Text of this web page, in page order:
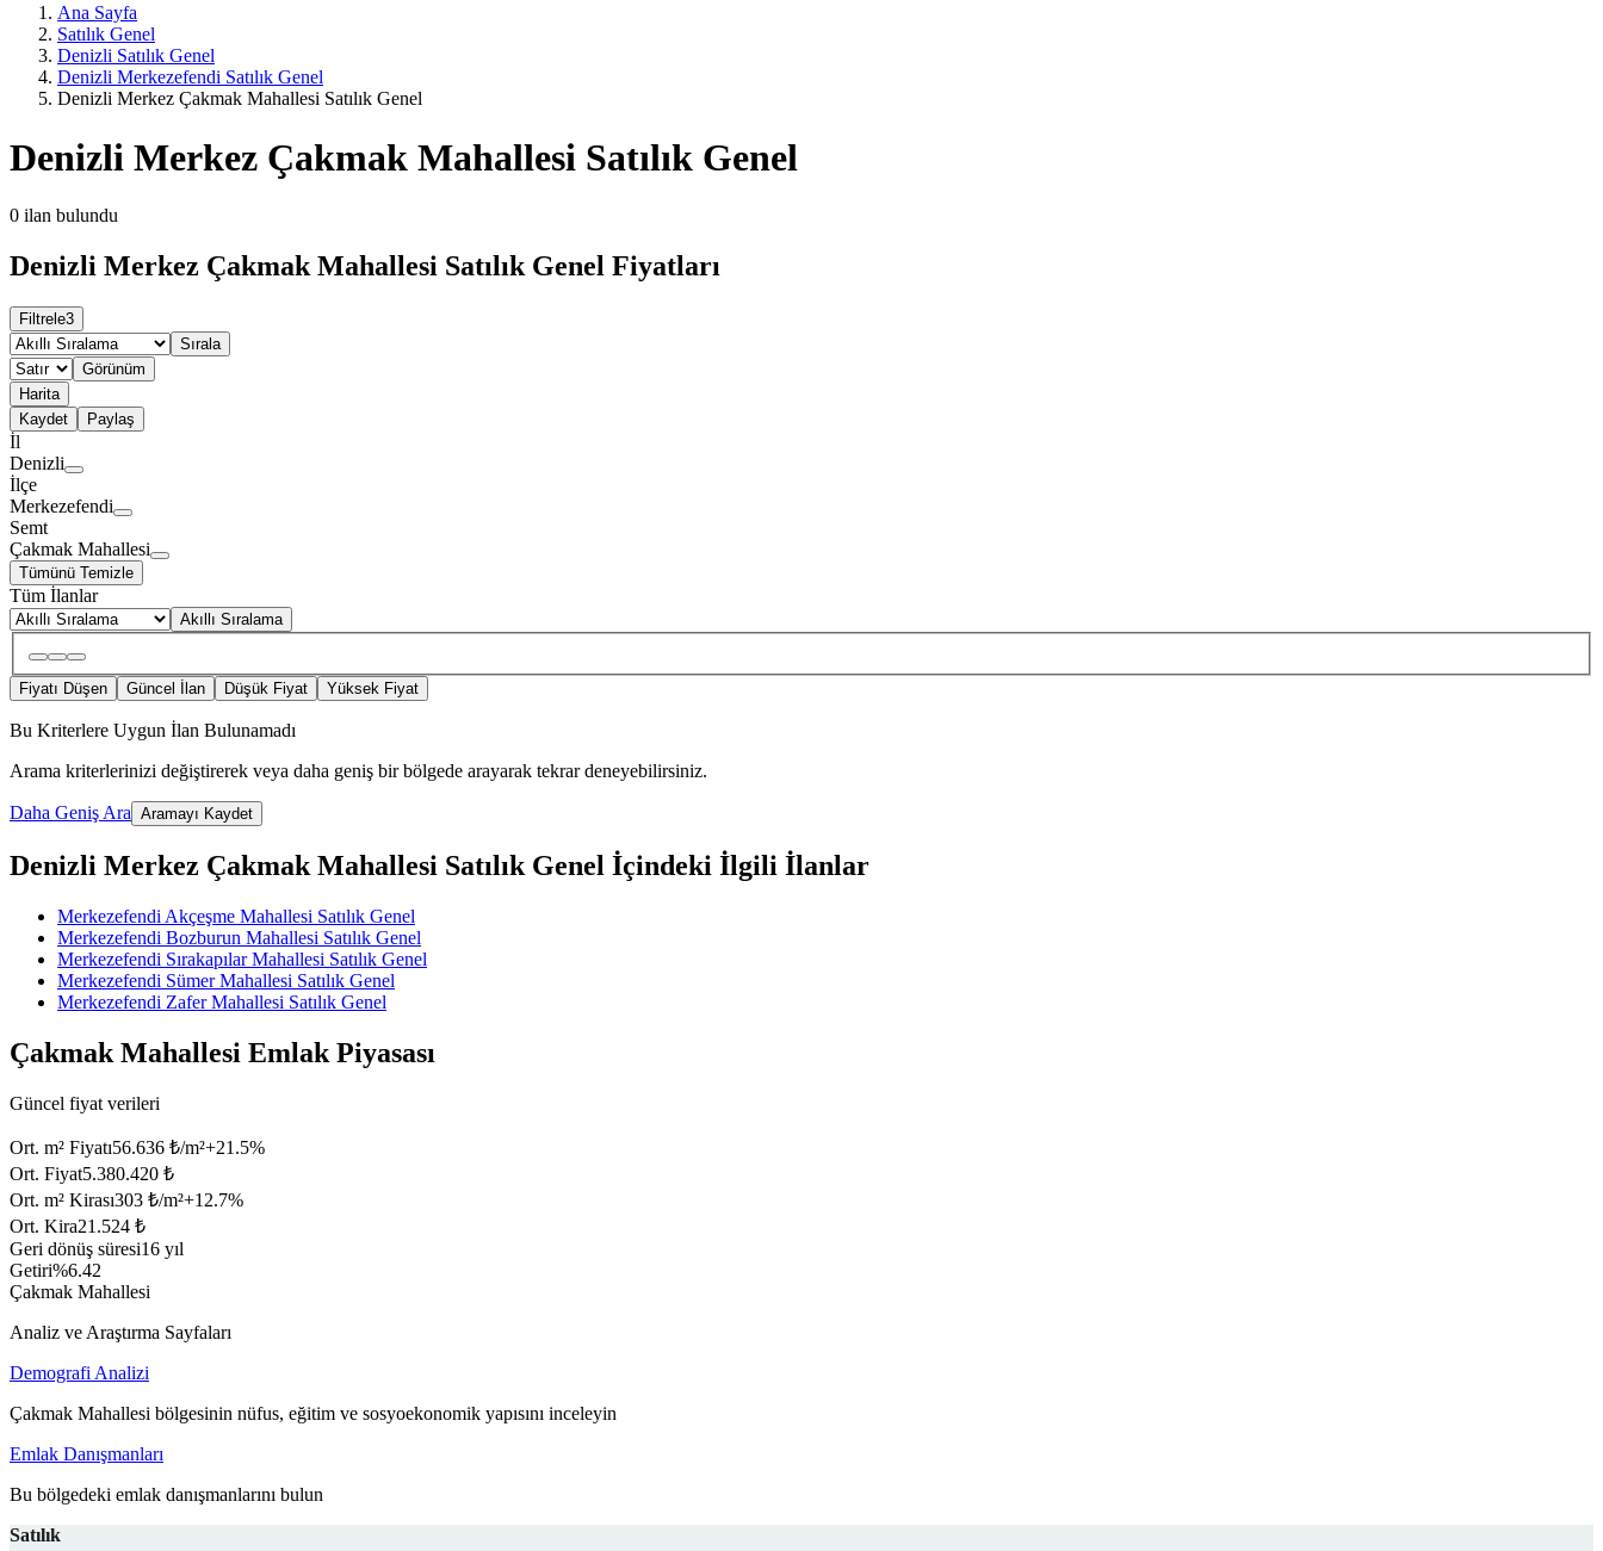
Ana Sayfa
Satılık Genel
Denizli Satılık Genel
Denizli Merkezefendi Satılık Genel
Denizli Merkez Çakmak Mahallesi Satılık Genel
Denizli Merkez Çakmak Mahallesi Satılık Genel
0 ilan bulundu
Denizli Merkez Çakmak Mahallesi Satılık Genel Fiyatları
Filtrele3
Sırala
Görünüm
Harita
Kaydet
Paylaş
İl
Denizli
İlçe
Merkezefendi
Semt
Çakmak Mahallesi
Tümünü Temizle
Tüm İlanlar
Akıllı Sıralama
Fiyatı Düşen Güncel İlan Düşük Fiyat Yüksek Fiyat
Bu Kriterlere Uygun İlan Bulunamadı
Arama kriterlerinizi değiştirerek veya daha geniş bir bölgede arayarak tekrar deneyebilirsiniz.
Daha Geniş Ara Aramayı Kaydet
Denizli Merkez Çakmak Mahallesi Satılık Genel İçindeki İlgili İlanlar
Merkezefendi Akçeşme Mahallesi Satılık Genel
Merkezefendi Bozburun Mahallesi Satılık Genel
Merkezefendi Sırakapılar Mahallesi Satılık Genel
Merkezefendi Sümer Mahallesi Satılık Genel
Merkezefendi Zafer Mahallesi Satılık Genel
Çakmak Mahallesi Emlak Piyasası
Güncel fiyat verileri
Ort. m² Fiyatı56.636 ₺/m²+21.5%
Ort. Fiyat5.380.420 ₺
Ort. m² Kirası303 ₺/m²+12.7%
Ort. Kira21.524 ₺
Geri dönüş süresi16 yıl
Getiri%6.42
Çakmak Mahallesi
Analiz ve Araştırma Sayfaları
Demografi Analizi
Çakmak Mahallesi bölgesinin nüfus, eğitim ve sosyoekonomik yapısını inceleyin
Emlak Danışmanları
Bu bölgedeki emlak danışmanlarını bulun
Satılık